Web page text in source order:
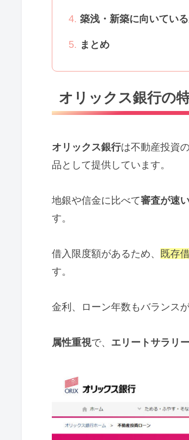
築浅・新築に向いてい
まとめ
オリックス銀行の
オリックス銀行は不動産投資
品として提供しています。
地銀や信金に比べて審査が速
す。
借入限度額があるため、 既存
す。
金利、ローン年数もバランス
属性重視で、 エリートサラリ